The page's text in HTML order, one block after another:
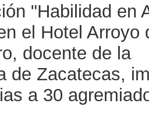
"Habilidad en
el Hotel Arroyo
docente de la
de Zacatecas,
a 30